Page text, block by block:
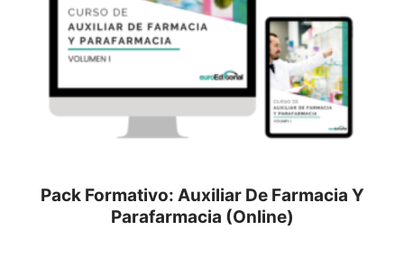
Pack Formativo: Auxiliar De Farmacia Y
Parafarmacia (Online)